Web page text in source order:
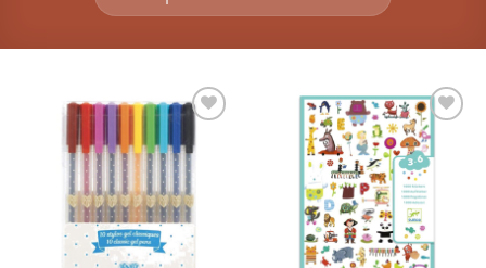
a la
lista de
deseos
Añadir
a la
lista de
deseos